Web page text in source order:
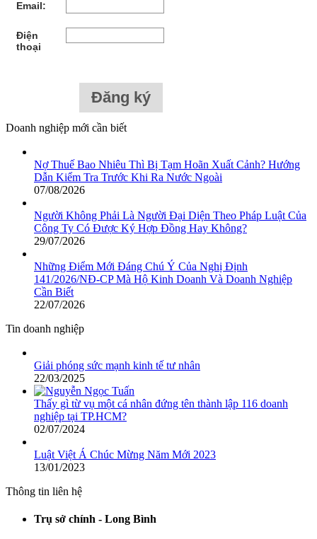
Email:
Điện
thoại
Doanh nghiệp mới cần biết
Nợ Thuế Bao Nhiêu Thì Bị Tạm Hoãn Xuất Cảnh? Hướng
Dẫn Kiểm Tra Trước Khi Ra Nước Ngoài
07/08/2026
Người Không Phải Là Người Đại Diện Theo Pháp Luật Của
Công Ty Có Được Ký Hợp Đồng Hay Không?
29/07/2026
Những Điểm Mới Đáng Chú Ý Của Nghị Định
141/2026/NĐ-CP Mà Hộ Kinh Doanh Và Doanh Nghiệp
Cần Biết
22/07/2026
Tin doanh nghiệp
Giải phóng sức mạnh kinh tế tư nhân
22/03/2025
Thấy gì từ vụ một cá nhân đứng tên thành lập 116 doanh
nghiệp tại TP.HCM?
02/07/2024
Luật Việt Á Chúc Mừng Năm Mới 2023
13/01/2023
Thông tin liên hệ
Trụ sở chính - Long Bình